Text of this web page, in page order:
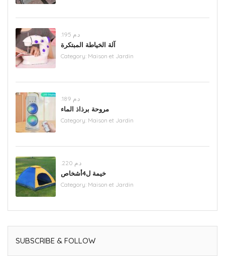
.د.م 195
آلة الخياطة المبتكرة
Category: Maison et Jardin
.د.م 189
مروحة برذاذ الماء
Category: Maison et Jardin
.د.م 220
خيمة ل4أشخاص
Category: Maison et Jardin
SUBSCRIBE & FOLLOW